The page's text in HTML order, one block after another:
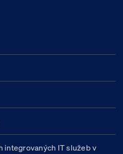
integrovaných IT služeb v